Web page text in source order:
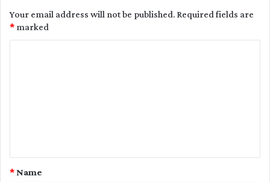
Your email address will not be published.Required fields are
marked
*
t
Name
*